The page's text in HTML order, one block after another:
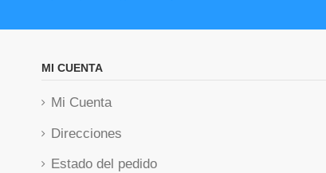
MI CUENTA
Mi Cuenta
Direcciones
Estado del pedido